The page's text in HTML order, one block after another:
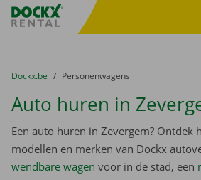
Fratello DEMO
U bevindt zich hier:
van
Dockx.be naar
Personenwagens
Auto huren in
Een auto huren in Zevergem? Ontdek
modellen en merken van Dockx
wendbare wagen voor in de stad, een